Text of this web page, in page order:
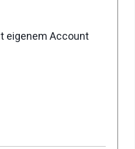
eigenem Account